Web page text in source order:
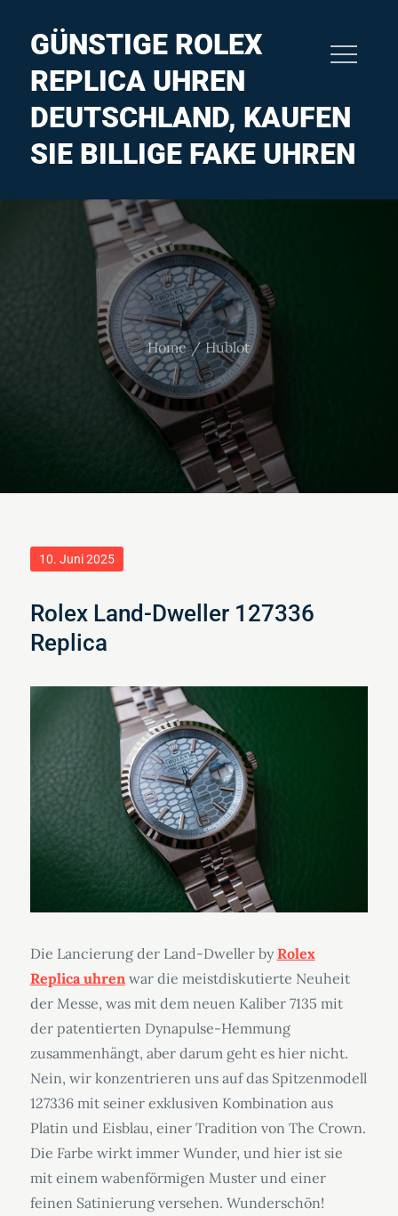
GÜNSTIGE ROLEX
REPLICA UHREN
DEUTSCHLAND, KAUFEN
SIE BILLIGE FAKE UHREN
Home Hublot
Posted
10. Juni 2025
Rolex Land-Dweller 127336
Replica
Die Lancierung der Land-Dweller byRolex
Replica uhrenwar die meistdiskutierte Neuheit
der Messe, was mit dem neuen Kaliber 7135 mit
der patentierten Dynapulse-Hemmung
zusammenhängt, aber darum geht es hier nicht.
Nein, wir konzentrieren uns auf das Spitzenmodell
127336 mit seiner exklusiven Kombination aus
Platin und Eisblau, einer Tradition von The Crown.
Die Farbe wirkt immer Wunder, und hier ist sie
mit einem wabenförmigen Muster und einer
feinen Satinierung versehen. Wunderschön!